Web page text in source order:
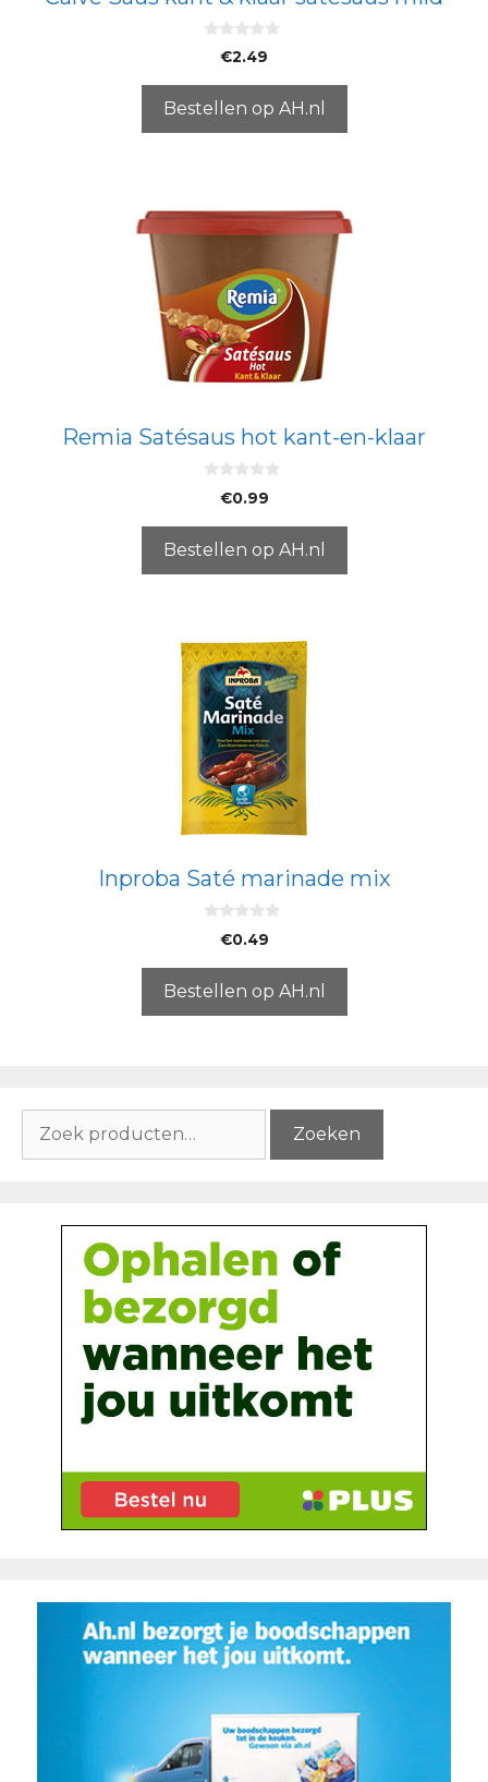
5
€2.49
Bestellen op AH.nl
Remia Satésaus hot kant-en-klaar
5
€0.99
Bestellen op AH.nl
Inproba Saté marinade mix
5
€0.49
Bestellen op AH.nl
naar:
Zoeken